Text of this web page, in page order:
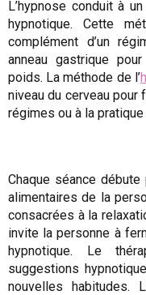
L’hypnose conduit à
hypnotique. Cette
complément d’un
anneau gastrique
poids. La méthode de l’
niveau du cerveau
régimes ou à la
Chaque séance
alimentaires de la
consacrées à la
invite la personne à
hypnotique. Le
suggestions
nouvelles habitudes.